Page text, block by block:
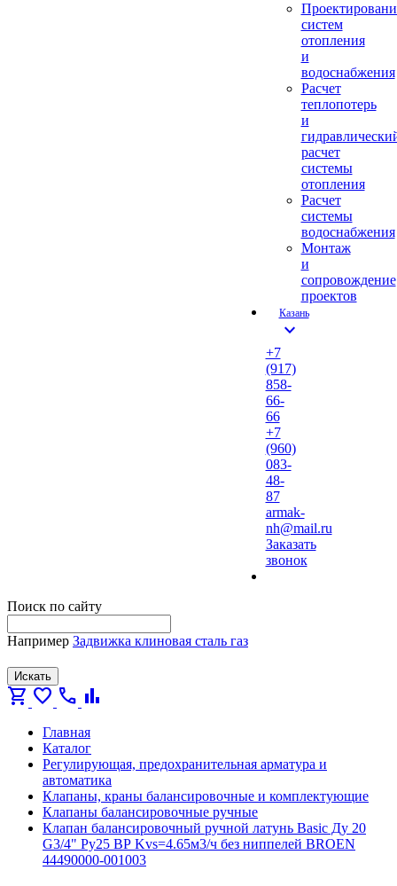
систем
отопления
и
водоснабжения
Расчет
теплопотерь
и
расчет
системы
отопления
Расчет
системы
водоснабжения
Монтаж
и
сопровождение
проектов
Казань
expand_more
+7
(917)
858-
66-
66
+7
(960)
083-
48-
87
armak-
nh@mail.ru
Заказать
звонок
Поиск по сайту
Например Задвижка клиновая сталь газ
Искать
shopping_cart favorite call bar_chart
Главная
Каталог
Регулирующая, предохранительная арматура и
автоматика
Клапаны, краны балансировочные и комплектующие
Клапаны балансировочные ручные
Клапан балансировочный ручной латунь Basic Ду 20
G3/4" Ру25 ВР Kvs=4.65м3/ч без ниппелей BROEN
44490000-001003